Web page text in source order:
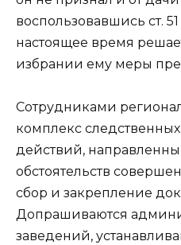
воспользовавшись ст.
настоящее время
избрании ему меры
Сотрудниками
комплекс
действий,
обстоятельств
сбор и закрепление
Допрашиваются
заведений,